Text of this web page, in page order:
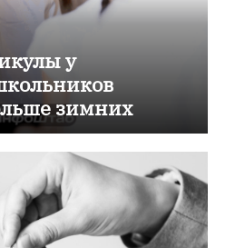
у
зимних